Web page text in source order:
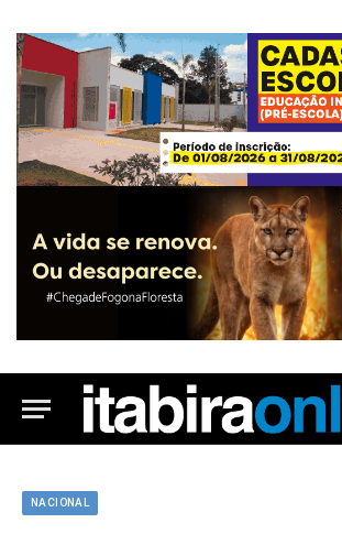
NACIONAL